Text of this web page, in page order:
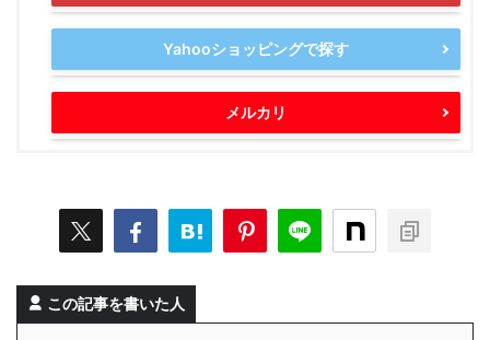
Yahooショッピングで探す
メルカリ
この記事を書いた人